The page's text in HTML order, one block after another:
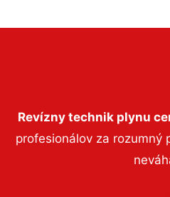
Revízny technik plynu
profesionálov za rozumný